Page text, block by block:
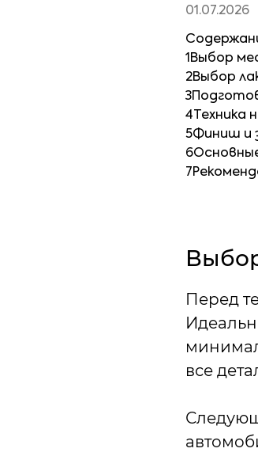
01.07.2026
1 Выбор
2Выбор
3
4 Техника
5Финиш и
6
7
Перед
все